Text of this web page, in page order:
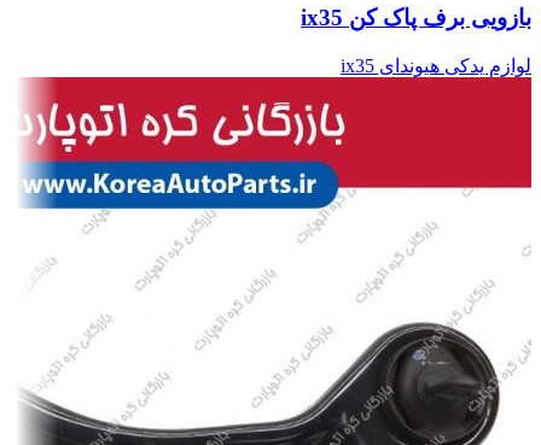
بازویی برف پاک کن ix35
لوازم یدکی هیوندای ix35